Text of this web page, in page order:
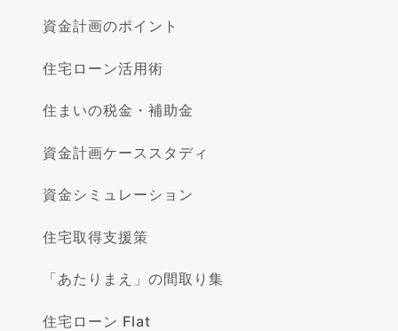
資金計画のポイント
住宅ローン活用術
住まいの税金・補助金
資金計画ケーススタディ
資金シミュレーション
住宅取得支援策
「あたりまえ」の間取り集
住宅ローン Flat